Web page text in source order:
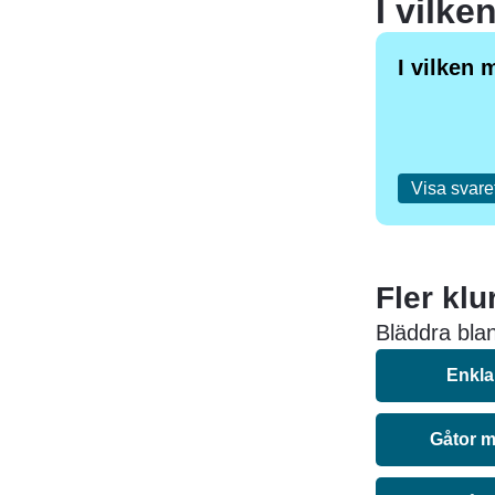
I
I vilken
Visa
Fler
Bläddra
Gåtor